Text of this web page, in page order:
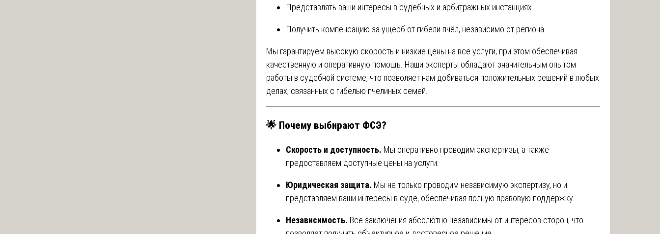
Представлять ваши интересы в судебных и арбитражных инстанциях.
Получить компенсацию за ущерб от гибели пчёл, независимо от региона.
Мы гарантируем высокую скорость и низкие цены на все услуги, при этом обеспечивая
качественную и оперативную помощь. Наши эксперты обладают значительным опытом
работы в судебной системе, что позволяет нам добиваться положительных решений в любых
делах, связанных с гибелью пчелиных семей.
🌟 Почему выбирают ФСЭ?
Скорость и доступность. Мы оперативно проводим экспертизы, а также
предоставляем доступные цены на услуги.
Юридическая защита. Мы не только проводим независимую экспертизу, но и
представляем ваши интересы в суде, обеспечивая полную правовую поддержку.
Независимость. Все заключения абсолютно независимы от интересов сторон, что